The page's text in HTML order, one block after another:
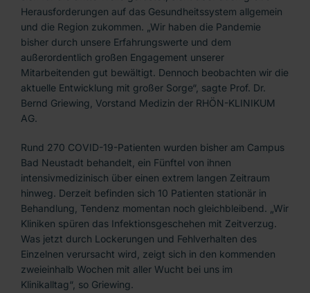
Herausforderungen auf das Gesundheitssystem allgemein
und die Region zukommen. „Wir haben die Pandemie
bisher durch unsere Erfahrungswerte und dem
außerordentlich großen Engagement unserer
Mitarbeitenden gut bewältigt. Dennoch beobachten wir die
aktuelle Entwicklung mit großer Sorge“, sagte Prof. Dr.
Bernd Griewing, Vorstand Medizin der RHÖN-KLINIKUM
AG.
Rund 270 COVID-19-Patienten wurden bisher am Campus
Bad Neustadt behandelt, ein Fünftel von ihnen
intensivmedizinisch über einen extrem langen Zeitraum
hinweg. Derzeit befinden sich 10 Patienten stationär in
Behandlung, Tendenz momentan noch gleichbleibend. „Wir
Kliniken spüren das Infektionsgeschehen mit Zeitverzug.
Was jetzt durch Lockerungen und Fehlverhalten des
Einzelnen verursacht wird, zeigt sich in den kommenden
zweieinhalb Wochen mit aller Wucht bei uns im
Klinikalltag“, so Griewing.